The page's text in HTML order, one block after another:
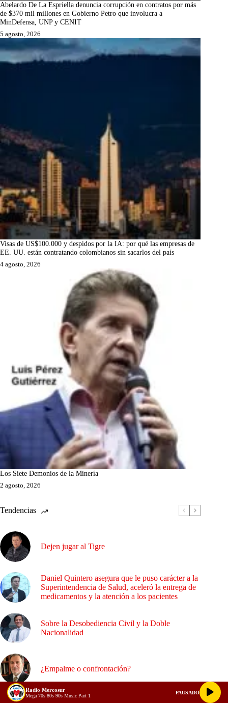
Abelardo De La Espriella denuncia corrupción en contratos por más
de $370 mil millones en Gobierno Petro que involucra a
MinDefensa, UNP y CENIT
5 agosto, 2026
Visas de US$100.000 y despidos por la IA: por qué las empresas de
EE. UU. están contratando colombianos sin sacarlos del país
4 agosto, 2026
Los Siete Demonios de la Minería
2 agosto, 2026
Tendencias
Dejen jugar al Tigre
Daniel Quintero asegura que le puso carácter a la
Superintendencia de Salud, aceleró la entrega de
medicamentos y la atención a los pacientes
Sobre la Desobediencia Civil y la Doble
Nacionalidad
¿Empalme o confrontación?
Radio Mercosur
Mega 70s 80s 90s Music Part 1
PAUSADO